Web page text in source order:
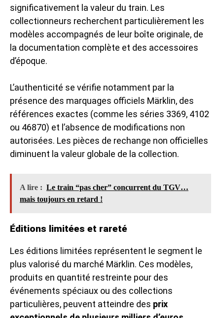
significativement la valeur du train. Les
collectionneurs recherchent particulièrement les
modèles accompagnés de leur boîte originale, de
la documentation complète et des accessoires
d’époque.
L’authenticité se vérifie notamment par la
présence des marquages officiels Märklin, des
références exactes (comme les séries 3369, 4102
ou 46870) et l’absence de modifications non
autorisées. Les pièces de rechange non officielles
diminuent la valeur globale de la collection.
A lire : Le train “pas cher” concurrent du TGV…
mais toujours en retard !
Éditions limitées et rareté
Les éditions limitées représentent le segment le
plus valorisé du marché Märklin. Ces modèles,
produits en quantité restreinte pour des
événements spéciaux ou des collections
particulières, peuvent atteindre des prix